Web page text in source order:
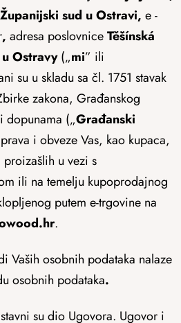
Županijski sud u Ostravi, e -
, adresa poslovniceTěšínská
Ostravy(„mi” ili
su u skladu sa čl. 1751 stavak
zakona, Građanskog
dopunama („Građanski
i obveze Vas, kao kupaca,
u vezi s
ili na temelju kupoprodajnog
putem e-trgovine na
.
Vaših osobnih podataka nalaze
osobnih podataka.
su dio Ugovora. Ugovor i